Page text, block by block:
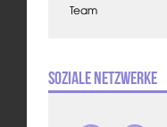
Team
Soziale Netzwerke